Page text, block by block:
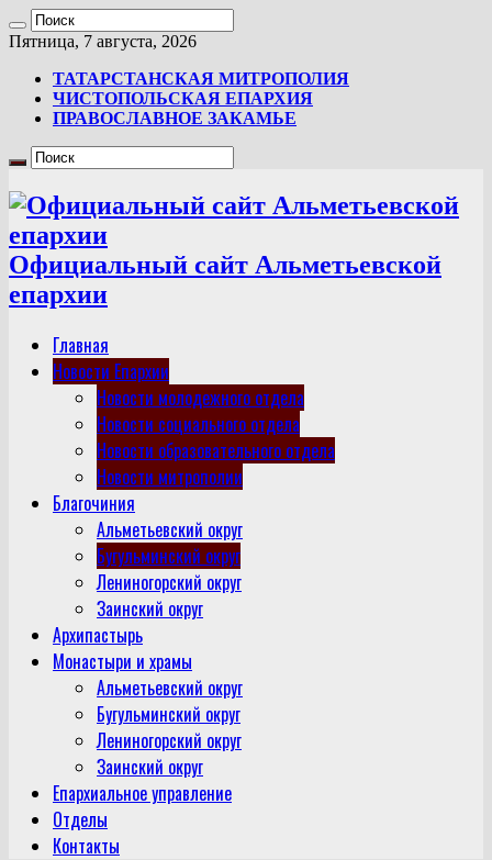
Пятница, 7 августа, 2026
ТАТАРСТАНСКАЯ МИТРОПОЛИЯ
ЧИСТОПОЛЬСКАЯ ЕПАРХИЯ
ПРАВОСЛАВНОЕ ЗАКАМЬЕ
Официальный сайт Альметьевской
епархии
Главная
Новости Епархии
Новости молодежного отдела
Новости социального отдела
Новости образовательного отдела
Новости митрополии
Благочиния
Альметьевский округ
Бугульминский округ
Лениногорский округ
Заинский округ
Архипастырь
Монастыри и храмы
Альметьевский округ
Бугульминский округ
Лениногорский округ
Заинский округ
Епархиальное управление
Отделы
Контакты